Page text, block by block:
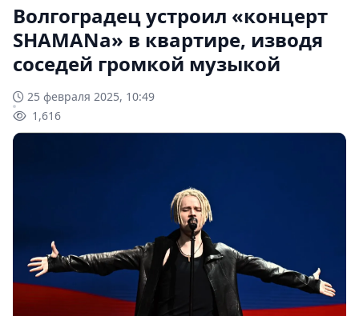
Волгоградец устроил «концерт
SHAMANа» в квартире, изводя
соседей громкой музыкой
25 февраля 2025, 10:49
1,616